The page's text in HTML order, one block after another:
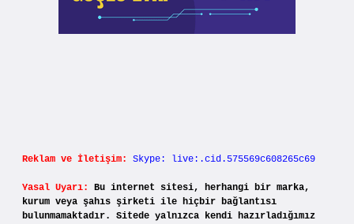
Reklam ve İletişim: Skype: live:.cid.575569c608265c69
Yasal Uyarı:
Bu internet sitesi, herhangi bir marka,
kurum veya şahıs şirketi ile hiçbir bağlantısı
bulunmamaktadır. Sitede yalnızca kendi hazırladığımız